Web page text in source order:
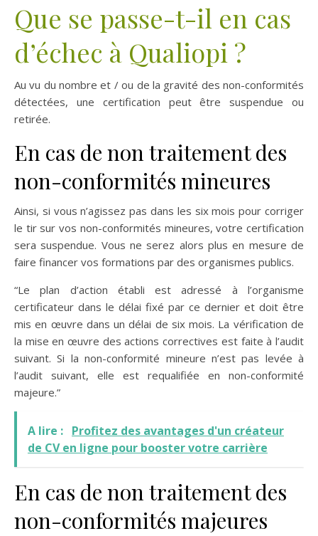
Que se passe-t-il en cas
d’échec à Qualiopi ?
Au vu du nombre et / ou de la gravité des non-conformités
détectées, une certification peut être suspendue ou
retirée.
En cas de non traitement des
non-conformités mineures
Ainsi, si vous n’agissez pas dans les six mois pour corriger
le tir sur vos non-conformités mineures, votre certification
sera suspendue. Vous ne serez alors plus en mesure de
faire financer vos formations par des organismes publics.
“Le plan d’action établi est adressé à l’organisme
certificateur dans le délai fixé par ce dernier et doit être
mis en œuvre dans un délai de six mois. La vérification de
la mise en œuvre des actions correctives est faite à l’audit
suivant. Si la non-conformité mineure n’est pas levée à
l’audit suivant, elle est requalifiée en non-conformité
majeure.”
A lire : Profitez des avantages d'un créateur
de CV en ligne pour booster votre carrière
En cas de non traitement des
non-conformités majeures